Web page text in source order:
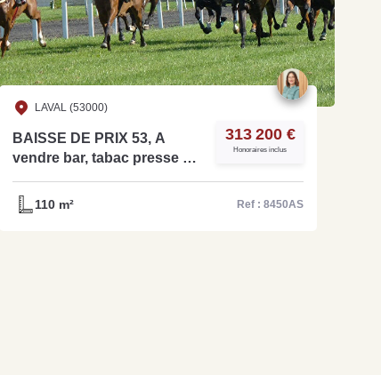
LAVAL (53000)
BAISSE DE PRIX 53, A
vendre bar, tabac presse et
jeux dans une grande ville
du département - REF:
8450AS
313 200 €
Honoraires inclus
110 m² Ref : 8450AS